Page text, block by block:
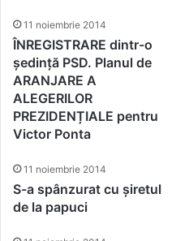
11 noiembrie 2014
ÎNREGISTRARE dintr-o
ședință PSD. Planul de
ARANJARE A
ALEGERILOR
PREZIDENȚIALE pentru
Victor Ponta
11 noiembrie 2014
S-a spânzurat cu șiretul
de la papuci